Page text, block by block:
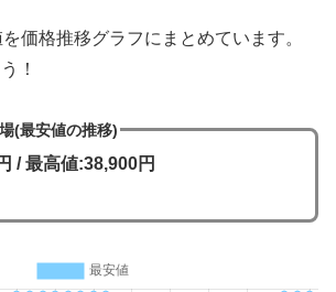
価格推移グラフにまとめています。
！
(最安値の推移)
/ 最高値:38,900円